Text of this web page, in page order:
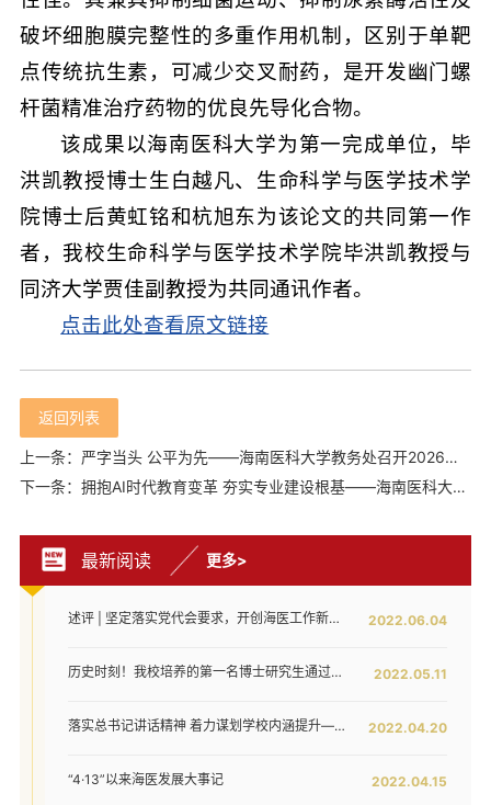
破坏细胞膜完整性的多重作用机制，区别于单靶
点传统抗生素，可减少交叉耐药，是开发幽门螺
杆菌精准治疗药物的优良先导化合物。
该成果以海南医科大学为第一完成单位，毕
洪凯教授博士生白越凡、生命科学与医学技术学
院博士后黄虹铭和杭旭东为该论文的共同第一作
者，我校生命科学与医学技术学院毕洪凯教授与
同济大学贾佳副教授为共同通讯作者。
点击此处查看原文链接
返回列表
上一条：严字当头 公平为先——海南医科大学教务处召开2026年上半年监考员培训会
下一条：拥抱AI时代教育变革 夯实专业建设根基——海南医科大学第十一期东坡教育讲坛顺利举办
最新阅读 更多>
2022.06.04
述评 | 坚定落实党代会要求，开创海医工作新局面——写在全面落实省第八次党代会对海医发展提出新要求之时
2022.05.11
历史时刻！我校培养的第一名博士研究生通过答辩！
2022.04.20
落实总书记讲话精神 着力谋划学校内涵提升——我校召开发展战略咨询委员会第二次工作会议
2022.04.15
“4·13”以来海医发展大事记